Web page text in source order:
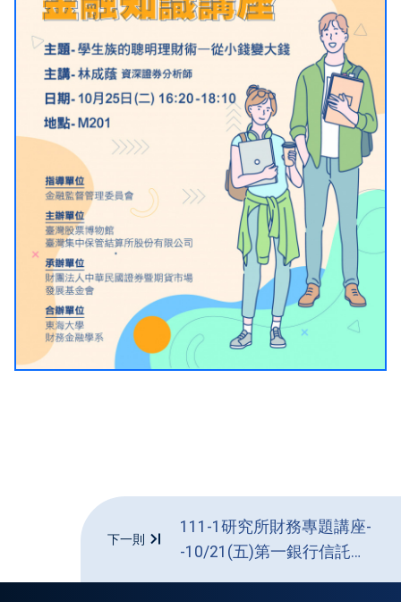
下一則
111-1研究所財務專題講座-
-10/21(五)第一銀行信託處